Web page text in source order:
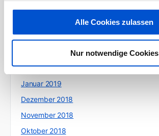
Alle Cookies zulassen
Nur notwendige Cookies
April 2019
Februar 2019
Januar 2019
Dezember 2018
November 2018
Oktober 2018